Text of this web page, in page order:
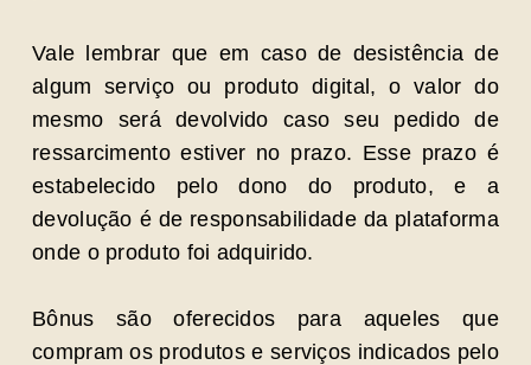
Vale lembrar que em caso de desistência de
algum serviço ou produto digital, o valor do
mesmo será devolvido caso seu pedido de
ressarcimento estiver no prazo. Esse prazo é
estabelecido pelo dono do produto, e a
devolução é de responsabilidade da plataforma
onde o produto foi adquirido.
Bônus são oferecidos para aqueles que
compram os produtos e serviços indicados pelo